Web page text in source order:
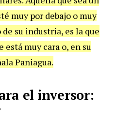
muy por debajo o muy
su industria, es la que
está muy cara o, en su
Paniagua.
el inversor: